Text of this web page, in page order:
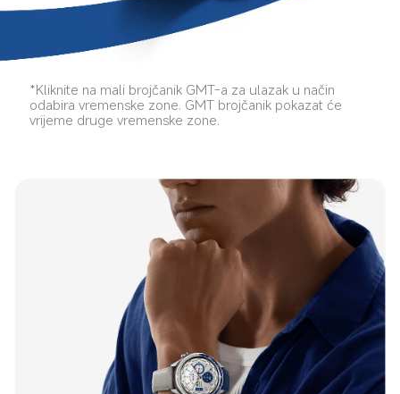
*Kliknite na mali brojčanik GMT-a za ulazak u način
odabira vremenske zone. GMT brojčanik pokazat će
vrijeme druge vremenske zone.